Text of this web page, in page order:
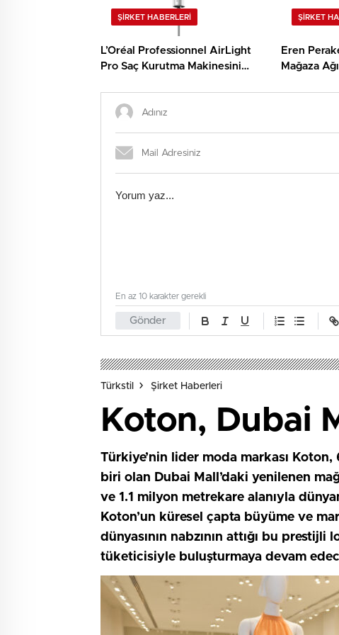
ŞIRKET HABERLERI
L’Oréal Professionnel AirLight
Pro Saç Kurutma Makinesini
ŞIRKET
Eren
Mağaza
Gönder
En az 10 karakter gerekli
Türkstil Şirket Haberleri
Koton, Dubai
Türkiye’nin lider moda markası
biri olan Dubai Mall’daki yenilenen
ve 1.1 milyon metrekare alanıyla
Koton’un küresel çapta büyüme ve
dünyasının nabzının attığı bu
tüketicisiyle buluşturmaya devam